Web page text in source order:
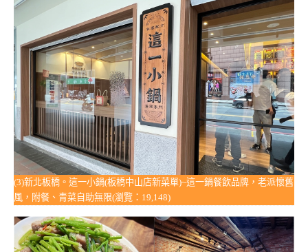
(3)新北板橋。這一小鍋(板橋中山店新菜單)~這一鍋餐飲品牌，老派懷舊
風，附餐、青菜自助無限(瀏覽：19,148)